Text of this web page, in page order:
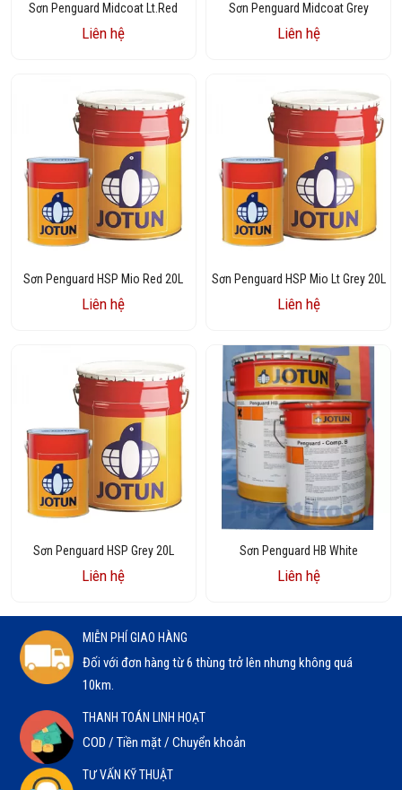
Sơn Penguard Midcoat Lt.Red
Liên hệ
Sơn Penguard Midcoat Grey
Liên hệ
Sơn Penguard HSP Mio Red 20L
Liên hệ
Sơn Penguard HSP Mio Lt Grey 20L
Liên hệ
Sơn Penguard HSP Grey 20L
Liên hệ
Sơn Penguard HB White
Liên hệ
MIỄN PHÍ GIAO HÀNG
Đối với đơn hàng từ 6 thùng trở lên nhưng không quá
10km.
THANH TOÁN LINH HOẠT
COD / Tiền mặt / Chuyển khoản
TƯ VẤN KỸ THUẬT